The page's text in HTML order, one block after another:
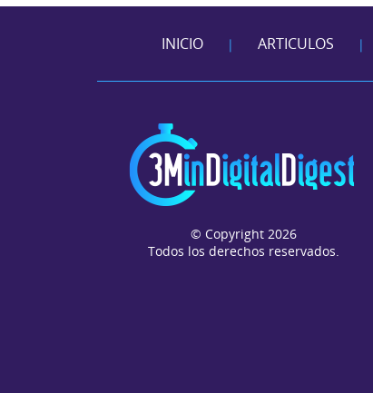
INICIO | ARTICULOS |
© Copyright 2026
Todos los derechos reservados.